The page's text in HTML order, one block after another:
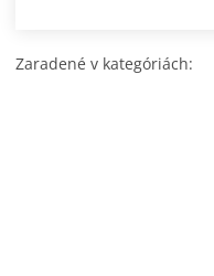
Zaradené v kategóriách: